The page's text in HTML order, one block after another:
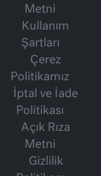
Metni
Kullanım
Şartları
Çerez
Politikamız
İptal ve İade
Politikası
Açık Rıza
Metni
Gizlilik